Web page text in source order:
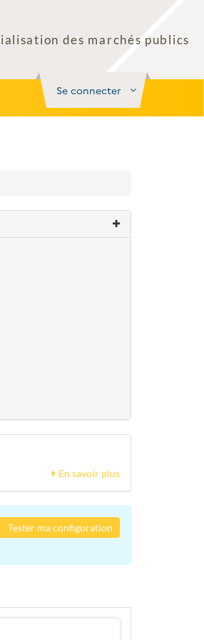
Se connecter
En savoir plus
Tester ma configuration